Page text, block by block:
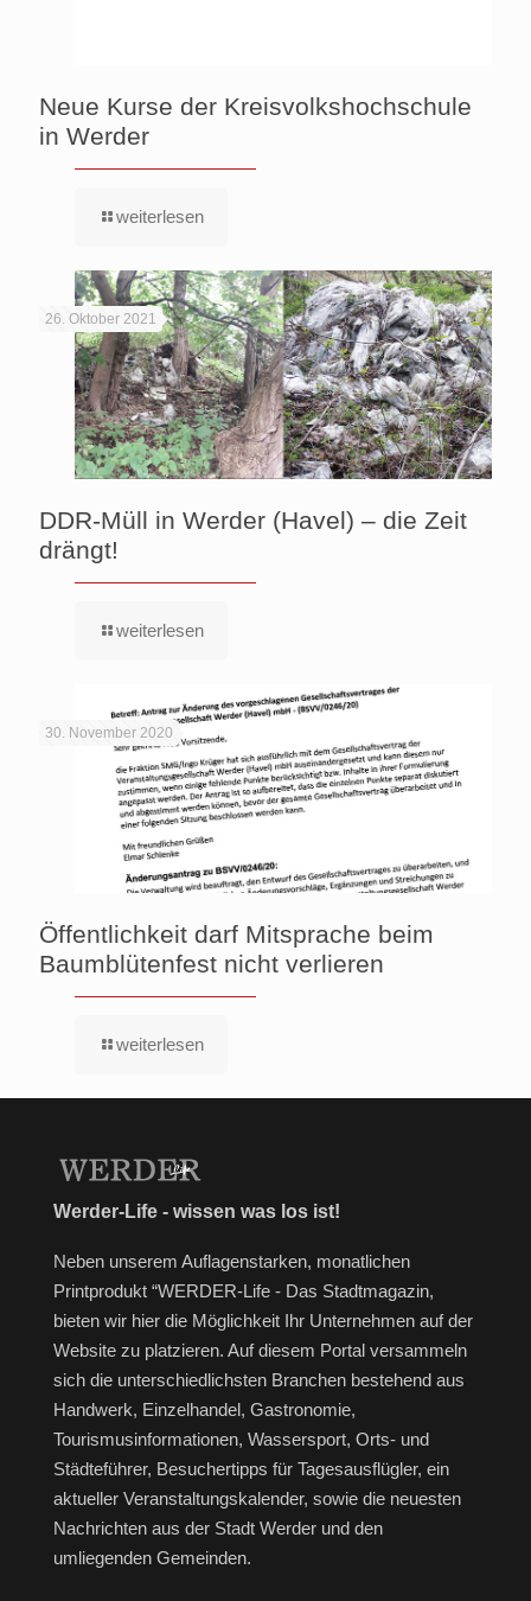
Neue Kurse der Kreisvolkshochschule
in Werder
weiterlesen
26. Oktober 2021
DDR-Müll in Werder (Havel) – die Zeit
drängt!
weiterlesen
30. November 2020
Öffentlichkeit darf Mitsprache beim
Baumblütenfest nicht verlieren
weiterlesen
Werder-Life - wissen was los ist!
Neben unserem Auflagenstarken, monatlichen
Printprodukt “WERDER-Life - Das Stadtmagazin,
bieten wir hier die Möglichkeit Ihr Unternehmen auf der
Website zu platzieren. Auf diesem Portal versammeln
sich die unterschiedlichsten Branchen bestehend aus
Handwerk, Einzelhandel, Gastronomie,
Tourismusinformationen, Wassersport, Orts- und
Städteführer, Besuchertipps für Tagesausflügler, ein
aktueller Veranstaltungskalender, sowie die neuesten
Nachrichten aus der Stadt Werder und den
umliegenden Gemeinden.